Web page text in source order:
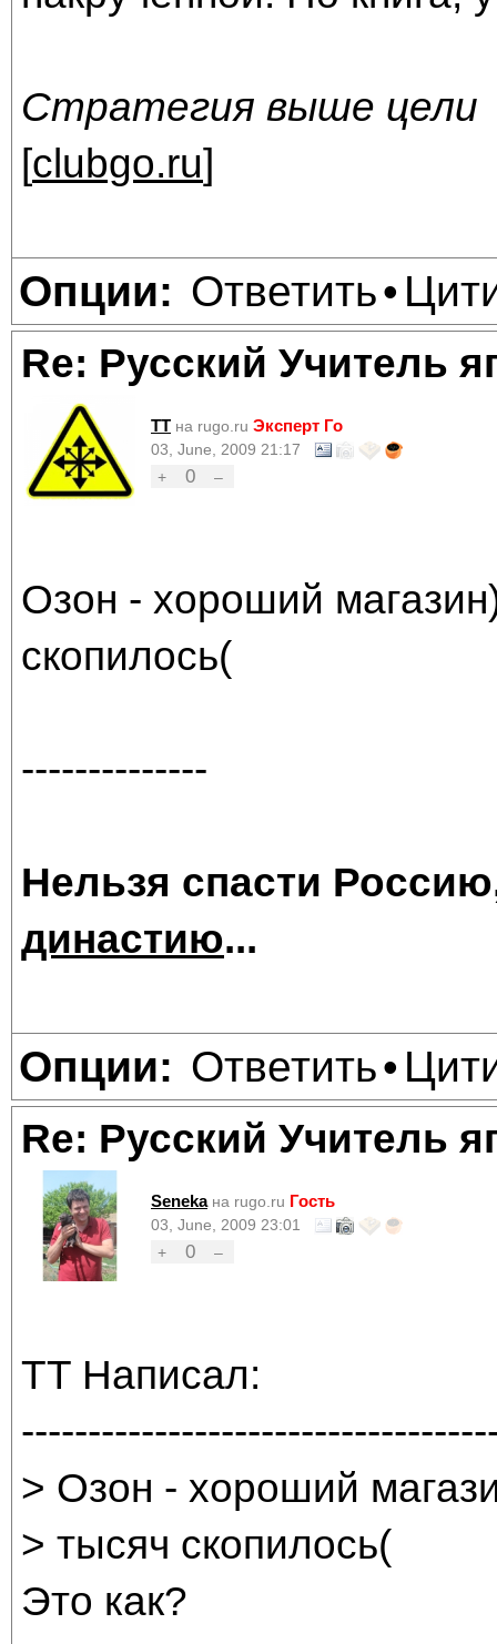
Стратегия выше цели
[clubgo.ru]
Опции: Ответить•
Re: Русский Учитель
TT на rugo.ru Эксперт Го
03, June, 2009 21:17
+
0 –
Озон - хороший
скопилось(
--------------
Нельзя спасти
династию...
Опции: Ответить•
Re: Русский Учитель
Seneka на rugo.ru Гость
03, June, 2009 23:01
+
0 –
TT Написал:
> Озон - хороший
> тысяч скопилось(
Это как?